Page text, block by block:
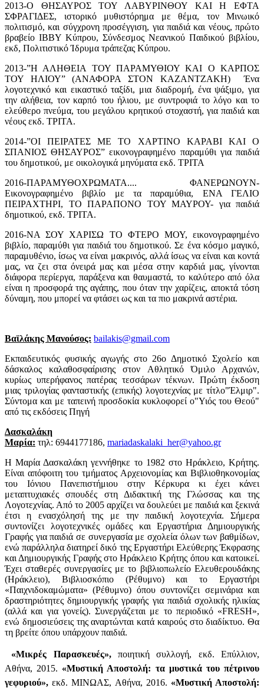
2013-Ο ΘΗΣΑΥΡΟΣ ΤΟΥ ΛΑΒΥΡΙΝΘΟΥ ΚΑΙ Η ΕΦΤΑ
ΣΦΡΑΓΙΔΕΣ, ιστορικό μυθιστόρημα με θέμα, τον Μινωικό
πολιτισμό, και σύγχρονη προσέγγιση, για παιδιά και νέους, πρώτο
βραβείο IBBY Κύπρου, Σύνδεσμος Νεανικού Παιδικού βιβλίου,
εκδ, Πολιτιστικό Ίδρυμα τράπεζας Κύπρου.
2013-”Η ΑΛΗΘΕΙΑ ΤΟΥ ΠΑΡΑΜΥΘΙΟΥ ΚΑΙ Ο ΚΑΡΠΟΣ
ΤΟΥ ΗΛΙΟΥ” (ΑΝΑΦΟΡΑ ΣΤΟΝ ΚΑΖΑΝΤΖΑΚΗ) Ένα
λογοτεχνικό και εικαστικό ταξίδι, μια διαδρομή, ένα ψάξιμο, για
την αλήθεια, τον καρπό του ήλιου, με συντροφιά το λόγο και το
ελεύθερο πνεύμα, του μεγάλου κρητικού στοχαστή, για παιδιά και
νέους εκδ. ΤΡΙΤΑ.
2014-”ΟΙ ΠΕΙΡΑΤΕΣ ΜΕ ΤΟ ΧΑΡΤΙΝΟ ΚΑΡΑΒΙ ΚΑΙ Ο
ΣΠΑΝΙΟΣ ΘΗΣΑΥΡΟΣ” εικονογραφημένο παραμύθι για παιδιά
του δημοτικού, με οικολογικά μηνύματα εκδ. ΤΡΙΤΑ
2016-ΠΑΡΑΜΥΘΟΧΡΩΜΑΤΑ.... ΦΑΝΕΡΩΝΟΥΝ-
Εικονογραφημένο βιβλίο με τα παραμύθια, ΕΝΑ ΓΕΛΙΟ
ΠΕΙΡΑΧΤΗΡΙ, ΤΟ ΠΑΡΑΠΟΝΟ ΤΟΥ ΜΑΥΡΟΥ- για παιδιά
δημοτικού, εκδ. ΤΡΙΤΑ.
2016-ΝΑ ΣΟΥ ΧΑΡΙΣΩ ΤΟ ΦΤΕΡΟ ΜΟΥ, εικονογραφημένο
βιβλίο, παραμύθι για παιδιά του δημοτικού. Σε ένα κόσμο μαγικό,
παραμυθένιο, ίσως να είναι μακρινός, αλλά ίσως να είναι και κοντά
μας, να ζει στα όνειρά μας και μέσα στην καρδιά μας, γίνονται
διάφορα περίεργα, παράξενα και θαυμαστά, το καλύτερο από όλα
είναι η προσφορά της αγάπης, που όταν την χαρίζεις, αποκτά τόση
δύναμη, που μπορεί να φτάσει ως και τα πιο μακρινά αστέρια.
Βαϊλάκης Μανούσος: bailakis@gmail.com
Εκπαιδευτικός φυσικής αγωγής στο 26ο Δημοτικό Σχολείο και
δάσκαλος καλαθοσφαίρισης στον Αθλητικό Όμιλο Αρχανών,
κυρίως υπερήφανος πατέρας τεσσάρων τέκνων. Πρώτη έκδοση
μιας τριλογίας φανταστικής (επικής) λογοτεχνίας με τίτλο"Έλμιρ".
Σύντομα και με ταπεινή προσδοκία κυκλοφορεί ο"Υιός του Θεού"
από τις εκδόσεις Πηγή
Δασκαλάκη
Μαρία: τηλ: 6944177186, mariadaskalaki_her@yahoo.gr
Η Μαρία Δασκαλάκη γεννήθηκε το 1982 στο Ηράκλειο, Κρήτης.
Είναι απόφοιτη του τμήματος Αρχειονομίας και Βιβλιοθηκονομίας
του Ιόνιου Πανεπιστήμιου στην Κέρκυρα κι έχει κάνει
μεταπτυχιακές σπουδές στη Διδακτική της Γλώσσας και της
Λογοτεχνίας. Από το 2005 αρχίζει να δουλεύει με παιδιά και ξεκινά
έτσι η ενασχόλησή της με την παιδική λογοτεχνία. Σήμερα
συντονίζει λογοτεχνικές ομάδες και Εργαστήρια Δημιουργικής
Γραφής για παιδιά σε συνεργασία με σχολεία όλων των βαθμίδων,
ενώ παράλληλα διατηρεί δικό της Εργαστήρι Ελεύθερης Έκφρασης
και Δημιουργικής Γραφής στο Ηράκλειο Κρήτης όπου και κατοικεί.
Έχει σταθερές συνεργασίες με το βιβλιοπωλείο Ελευθερουδάκης
(Ηράκλειο), Βιβλιοσκόπιο (Ρέθυμνο) και το Εργαστήρι
«Παιχνιδοκαμώματα» (Ρέθυμνο) όπου συντονίζει σεμινάρια και
δραστηριότητες δημιουργικής γραφής για παιδιά σχολικής ηλικίας
(αλλά και για γονείς). Συνεργάζεται με το περιοδικό «FRESH»,
ενώ δημοσιεύσεις της αναρτώνται κατά καιρούς στο διαδίκτυο. Θα
τη βρείτε όπου υπάρχουν παιδιά.
«Μικρές Παρασκευές»,ποιητική συλλογή, εκδ. Επύλλιον,
Αθήνα, 2015. «Μυστική Αποστολή: τα μυστικά του πέτρινου
γεφυριού», εκδ. ΜΙΝΩΑΣ, Αθήνα, 2016. «Μυστική Αποστολή: